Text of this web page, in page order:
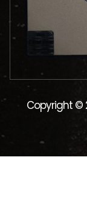
Copyright ©